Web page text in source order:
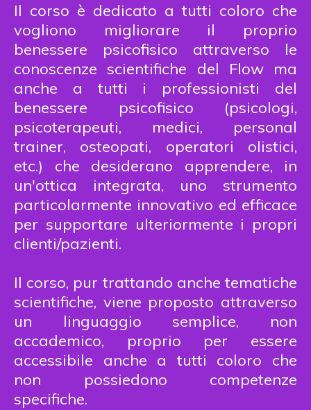
Il corso è dedicato a tutti coloro che
vogliono migliorare il proprio
benessere psicofisico attraverso le
conoscenze scientifiche del Flow ma
anche a tutti i professionisti del
benessere psicofisico (psicologi,
psicoterapeuti, medici, personal
trainer, osteopati, operatori olistici,
etc.) che desiderano apprendere, in
un'ottica integrata, uno strumento
particolarmente innovativo ed efficace
per supportare ulteriormente i propri
clienti/pazienti.
Il corso, pur trattando anche tematiche
scientifiche, viene proposto attraverso
un linguaggio semplice, non
accademico, proprio per essere
accessibile anche a tutti coloro che
non possiedono competenze
specifiche.